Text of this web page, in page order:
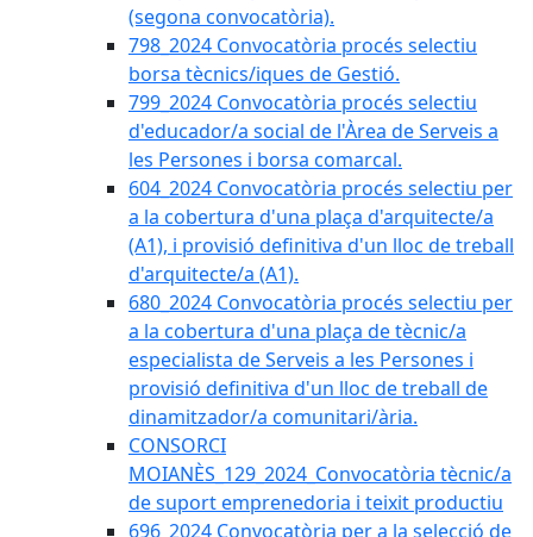
(segona convocatòria).
798_2024 Convocatòria procés selectiu
borsa tècnics/iques de Gestió.
799_2024 Convocatòria procés selectiu
d'educador/a social de l'Àrea de Serveis a
les Persones i borsa comarcal.
604_2024 Convocatòria procés selectiu per
a la cobertura d'una plaça d'arquitecte/a
(A1), i provisió definitiva d'un lloc de treball
d'arquitecte/a (A1).
680_2024 Convocatòria procés selectiu per
a la cobertura d'una plaça de tècnic/a
especialista de Serveis a les Persones i
provisió definitiva d'un lloc de treball de
dinamitzador/a comunitari/ària.
CONSORCI
MOIANÈS_129_2024_Convocatòria tècnic/a
de suport emprenedoria i teixit productiu
696_2024 Convocatòria per a la selecció de